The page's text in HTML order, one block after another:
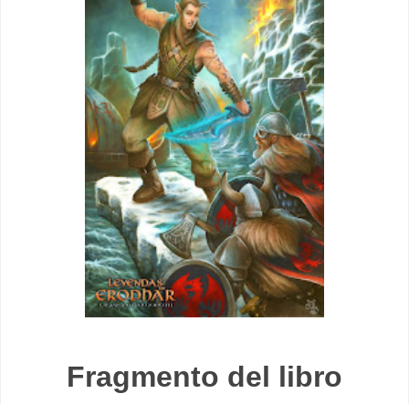
Fragmento del libro